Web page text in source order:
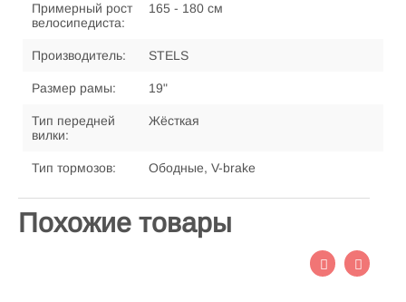
Примерный рост
велосипедиста:
165 - 180 см
Производитель: STELS
Размер рамы: 19"
Тип передней
вилки:
Жёсткая
Тип тормозов: Ободные, V-brake
Похожие товары